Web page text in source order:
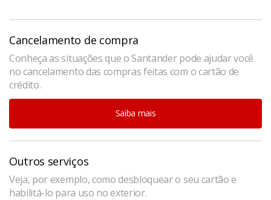
Cancelamento de compra
Conheça as situações que o Santander pode ajudar você
no cancelamento das compras feitas com o cartão de
crédito.
Saiba mais
Outros serviços
Veja, por exemplo, como desbloquear o seu cartão e
habilitá-lo para uso no exterior.